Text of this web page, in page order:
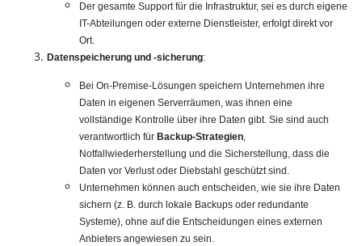
Der gesamte Support für die Infrastruktur, sei es durch eigene
IT-Abteilungen oder externe Dienstleister, erfolgt direkt vor
Ort.
Datenspeicherung und -sicherung:
Bei On-Premise-Lösungen speichern Unternehmen ihre
Daten in eigenen Serverräumen, was ihnen eine
vollständige Kontrolle über ihre Daten gibt. Sie sind auch
verantwortlich für Backup-Strategien,
Notfallwiederherstellung und die Sicherstellung, dass die
Daten vor Verlust oder Diebstahl geschützt sind.
Unternehmen können auch entscheiden, wie sie ihre Daten
sichern (z. B. durch lokale Backups oder redundante
Systeme), ohne auf die Entscheidungen eines externen
Anbieters angewiesen zu sein.